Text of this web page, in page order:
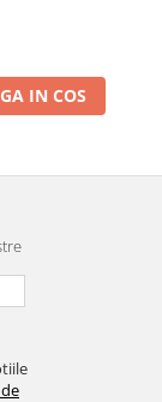
IN COS